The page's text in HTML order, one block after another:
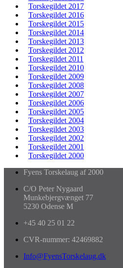
Torskegildet 2017
Torskegildet 2016
Torskegildet 2015
Torskegildet 2014
Torskegildet 2013
Torskegildet 2012
Torskegildet 2011
Torskegildet 2010
Torskegildet 2009
Torskegildet 2008
Torskegildet 2007
Torskegildet 2006
Torskegildet 2005
Torskegildet 2004
Torskegildet 2003
Torskegildet 2002
Torskegildet 2001
Torskegildet 2000
Fyens Torskelaug af 2000
C/O Peter Nygaard
Munkebjergvænget 77
5230 Odense M
+45 40 25 01 22
CVR-nummer: 42469882
Info@FyensTorskelaug.dk